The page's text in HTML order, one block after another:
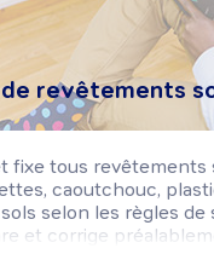
revêtements
fixe tous revêtements
caoutchouc,
selon les règles de
et corrige